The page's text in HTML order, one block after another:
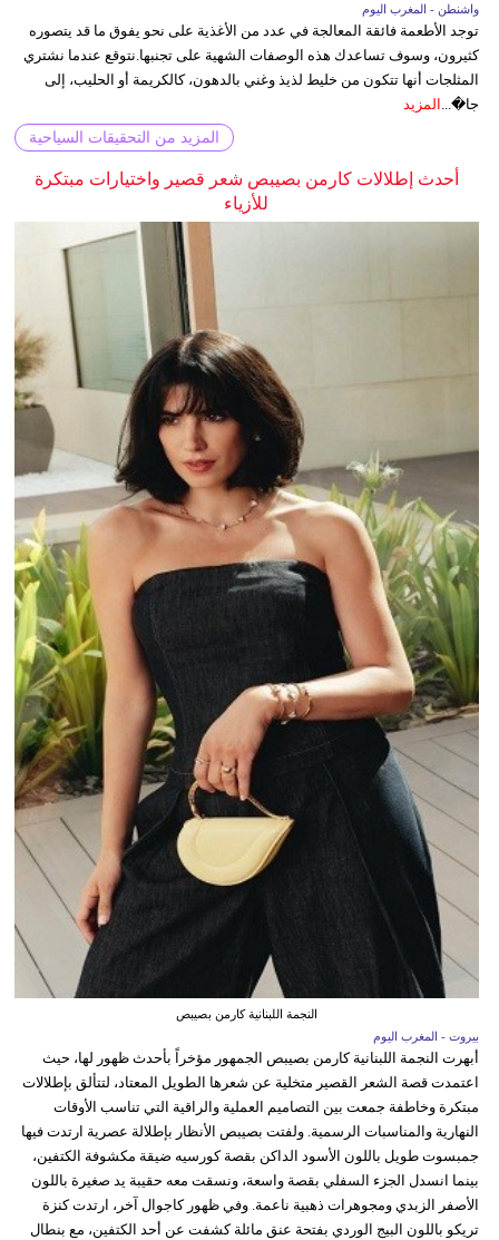
واشنطن - المغرب اليوم
توجد الأطعمة فائقة المعالجة في عدد من الأغذية على نحو يفوق ما قد يتصوره
كثيرون، وسوف تساعدك هذه الوصفات الشهية على تجنبها.نتوقع عندما نشتري
المثلجات أنها تتكون من خليط لذيذ وغني بالدهون، كالكريمة أو الحليب، إلى
جا�... المزيد
المزيد من التحقيقات السياحية
أحدث إطلالات كارمن بصيبص شعر قصير واختيارات مبتكرة
للأزياء
النجمة اللبنانية كارمن بصيبص
بيروت - المغرب اليوم
أبهرت النجمة اللبنانية كارمن بصيبص الجمهور مؤخراً بأحدث ظهور لها، حيث
اعتمدت قصة الشعر القصير متخلية عن شعرها الطويل المعتاد، لتتألق بإطلالات
مبتكرة وخاطفة جمعت بين التصاميم العملية والراقية التي تناسب الأوقات
النهارية والمناسبات الرسمية. ولفتت بصيبص الأنظار بإطلالة عصرية ارتدت فيها
جمبسوت طويل باللون الأسود الداكن بقصة كورسيه ضيقة مكشوفة الكتفين،
بينما انسدل الجزء السفلي بقصة واسعة، ونسقت معه حقيبة يد صغيرة باللون
الأصفر الزبدي ومجوهرات ذهبية ناعمة. وفي ظهور كاجوال آخر، ارتدت كنزة
تريكو باللون البيج الوردي بفتحة عنق مائلة كشفت عن أحد الكتفين، مع بنطال